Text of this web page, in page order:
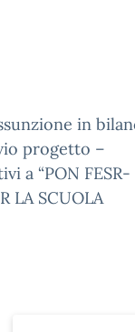
in
progetto –
a “PON FESR-
LA SCUOLA